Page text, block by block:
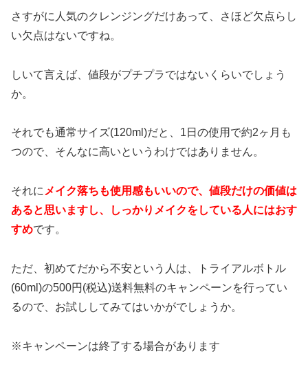
さすがに人気のクレンジングだけあって、さほど欠点らし
い欠点はないですね。
しいて言えば、値段がプチプラではないくらいでしょう
か。
それでも通常サイズ(120ml)だと、1日の使用で約2ヶ月も
つので、そんなに高いというわけではありません。
それに メイク落ちも使用感もいいので、値段だけの価値は
あると思いますし、しっかりメイクをしている人にはおす
すめです。
ただ、初めてだから不安という人は、トライアルボトル
(60ml)の500円(税込)送料無料のキャンペーンを行ってい
るので、お試ししてみてはいかがでしょうか。
※キャンペーンは終了する場合があります